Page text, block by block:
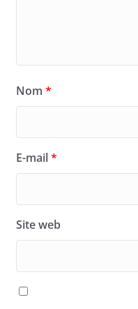
Nom *
E-mail*
Site web